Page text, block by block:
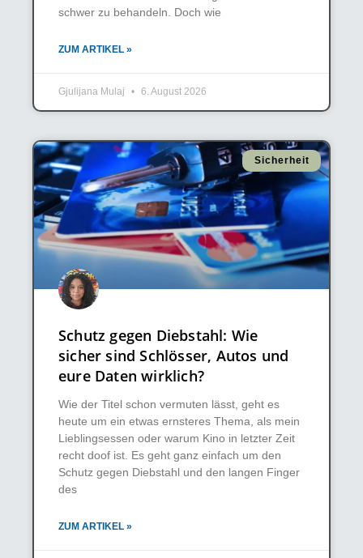
schwer zu behandeln. Doch wie
ZUM ARTIKEL »
Gjulijana Mulaj 6. August 2026
Sicherheit
Schutz gegen Diebstahl: Wie
sicher sind Schlösser, Autos und
eure Daten wirklich?
Wie der Titel schon vermuten lässt, geht es
heute um ein etwas ernsteres Thema, als mein
Lieblingsessen oder warum Kino in letzter Zeit
recht doof ist. Es geht ganz einfach um den
Schutz gegen Diebstahl und den langen Finger
des
ZUM ARTIKEL »